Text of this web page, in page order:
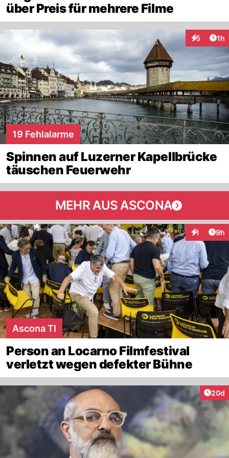
über Preis für mehrere Filme
5 1h
19 Fehlalarme
Spinnen auf Luzerner Kapellbrücke
täuschen Feuerwehr
MEHR AUS ASCONA
1 9h
Ascona TI
Person an Locarno Filmfestival
verletzt wegen defekter Bühne
20d